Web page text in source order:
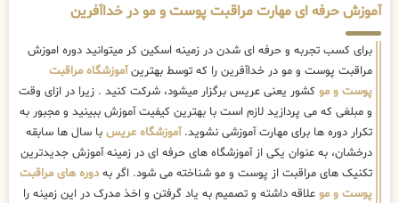
آموزش حرفه ای مهارت مراقبت پوست و مو در خداآفرین
برای کسب تجربه و حرفه ای شدن در زمینه اسکین کر میتوانید دوره اموزش
مراقبت پوست و مو در خداآفرین را که توسط بهترینآموزشگاه مراقبت
پوست و مو کشور یعنی عریس برگزار میشود، شرکت کنید . زیرا در ازای وقت
و مبلغی که می پردازید لازم است با بهترین کیفیت آموزش ببینید و مجبور به
تکرار دوره ها برای مهارت آموزشی نشوید.آموزشگاه عریس با سال ها سابقه
درخشان، به عنوان یکی از آموزشگاه های حرفه ای در زمینه آموزش جدیدترین
تکنیک های مراقبت از پوست و مو شناخته می شود. اگر بهدوره های مراقبت
پوست و مو علاقه داشته و تصمیم به یاد گرفتن و اخذ مدرک در این زمینه را